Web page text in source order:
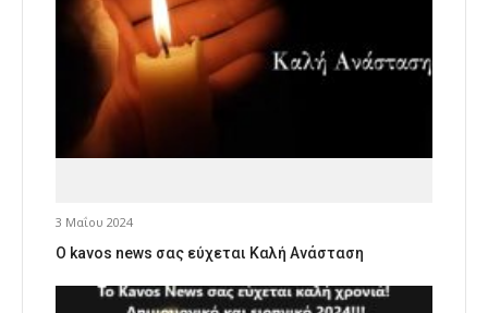
3 Μαΐου 2024
Ο kavos news σας εύχεται Καλή Ανάσταση